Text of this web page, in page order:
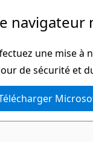
navigateur
une mise à
de sécurité et